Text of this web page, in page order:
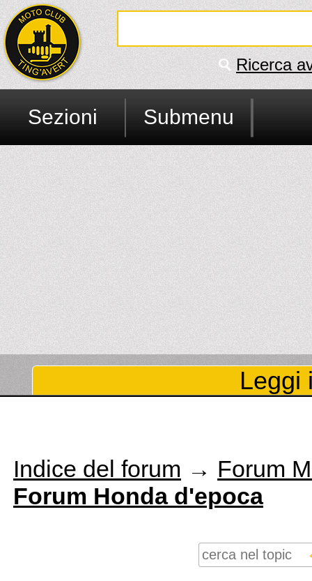
Ricerca
Sezioni Submenu
Leggi
Indice del forum → Forum
Forum Honda d'epoca